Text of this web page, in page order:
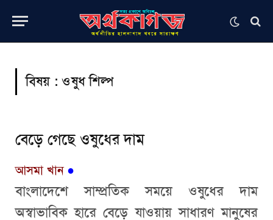
বিষয় :ওষুধ শিল্প
বেড়ে গেছে ওষুধের দাম
আসমা খান ●
বাংলাদেশে সাম্প্রতিক সময়ে ওষুধের দাম
অস্বাভাবিক হারে বেড়ে যাওয়ায় সাধারণ মানুষের